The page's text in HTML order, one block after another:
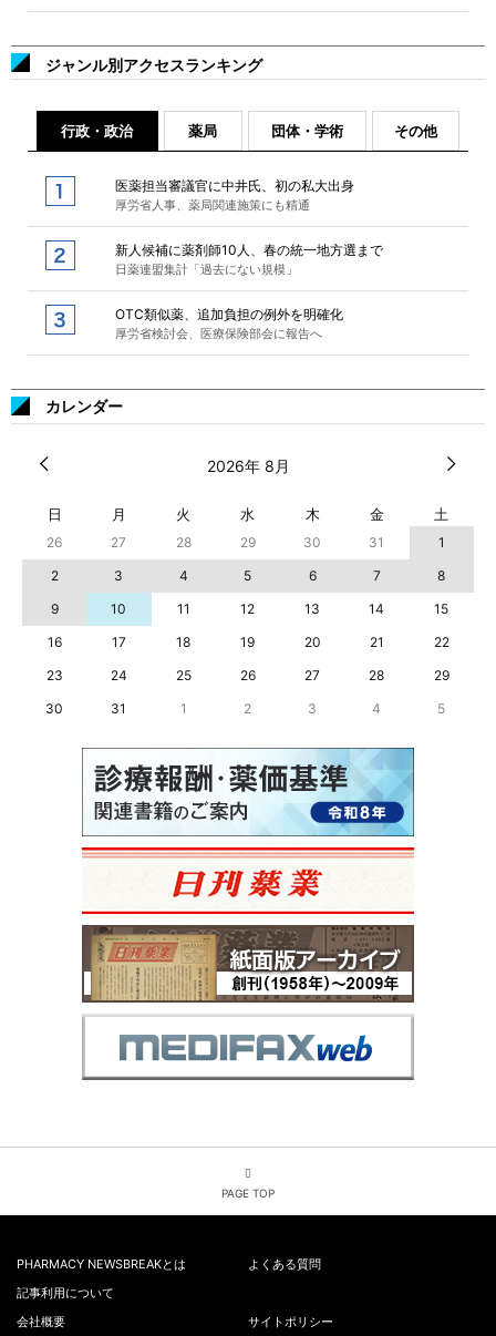
ジャンル別アクセスランキング
行政・政治 薬局 団体・学術 その他
医薬担当審議官に中井氏、初の私大出身
厚労省人事、薬局関連施策にも精通
新人候補に薬剤師10人、春の統一地方選まで
日薬連盟集計「過去にない規模」
OTC類似薬、追加負担の例外を明確化
厚労省検討会、医療保険部会に報告へ
カレンダー
2026年 8月
日 月 火 水 木 金 土
26 27 28 29 30 31
1
2
3 4 5 6 7
8
9
10 11 12 13 14
15
16
17 18 19 20 21
22
23
24 25 26 27 28
29
30
31 1 2 3 4 5
PAGE TOP
PHARMACY NEWSBREAKとは
よくある質問
記事利用について
会社概要
サイトポリシー